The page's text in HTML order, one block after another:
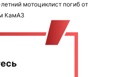
мотоциклист погиб от
КамАЗ